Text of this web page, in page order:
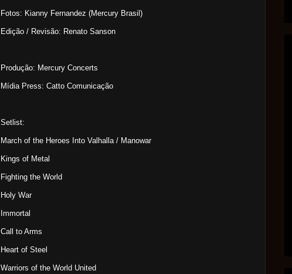
Fotos: Kianny Fernandez (Mercury Brasil)
Edição / Revisão: Renato Sanson
Produção: Mercury Concerts
Mídia Press: Catto Comunicação
Setlist:
March of the Heroes Into Valhalla / Manowar
Kings of Metal
Fighting the World
Holy War
Immortal
Call to Arms
Heart of Steel
Warriors of the World United